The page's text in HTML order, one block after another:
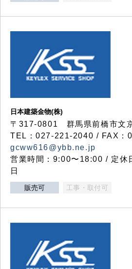
日本建築金物(株)
〒317‐0801 群馬県前橋市文
TEL：027-221-2040 / FAX：
gcww616@ybb.ne.jp
営業時間：9:00〜18:00 / 定休
日
販売可 工事・取付可